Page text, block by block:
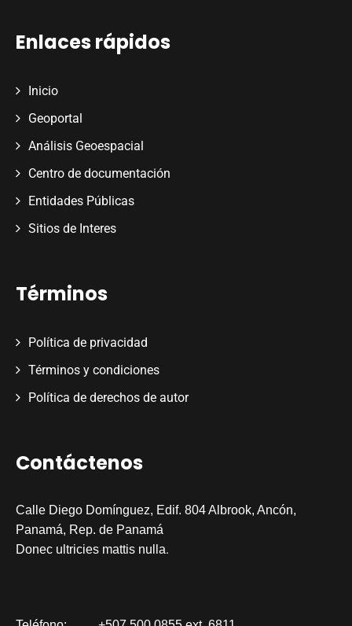
Enlaces rápidos
Inicio
Geoportal
Análisis Geoespacial
Centro de documentación
Entidades Públicas
Sitios de Interes
Términos
Política de privacidad
Términos y condiciones
Política de derechos de autor
Contáctenos
Calle Diego Domínguez, Edif. 804 Albrook, Ancón,
Panamá, Rep. de Panamá
Donec ultricies mattis nulla.